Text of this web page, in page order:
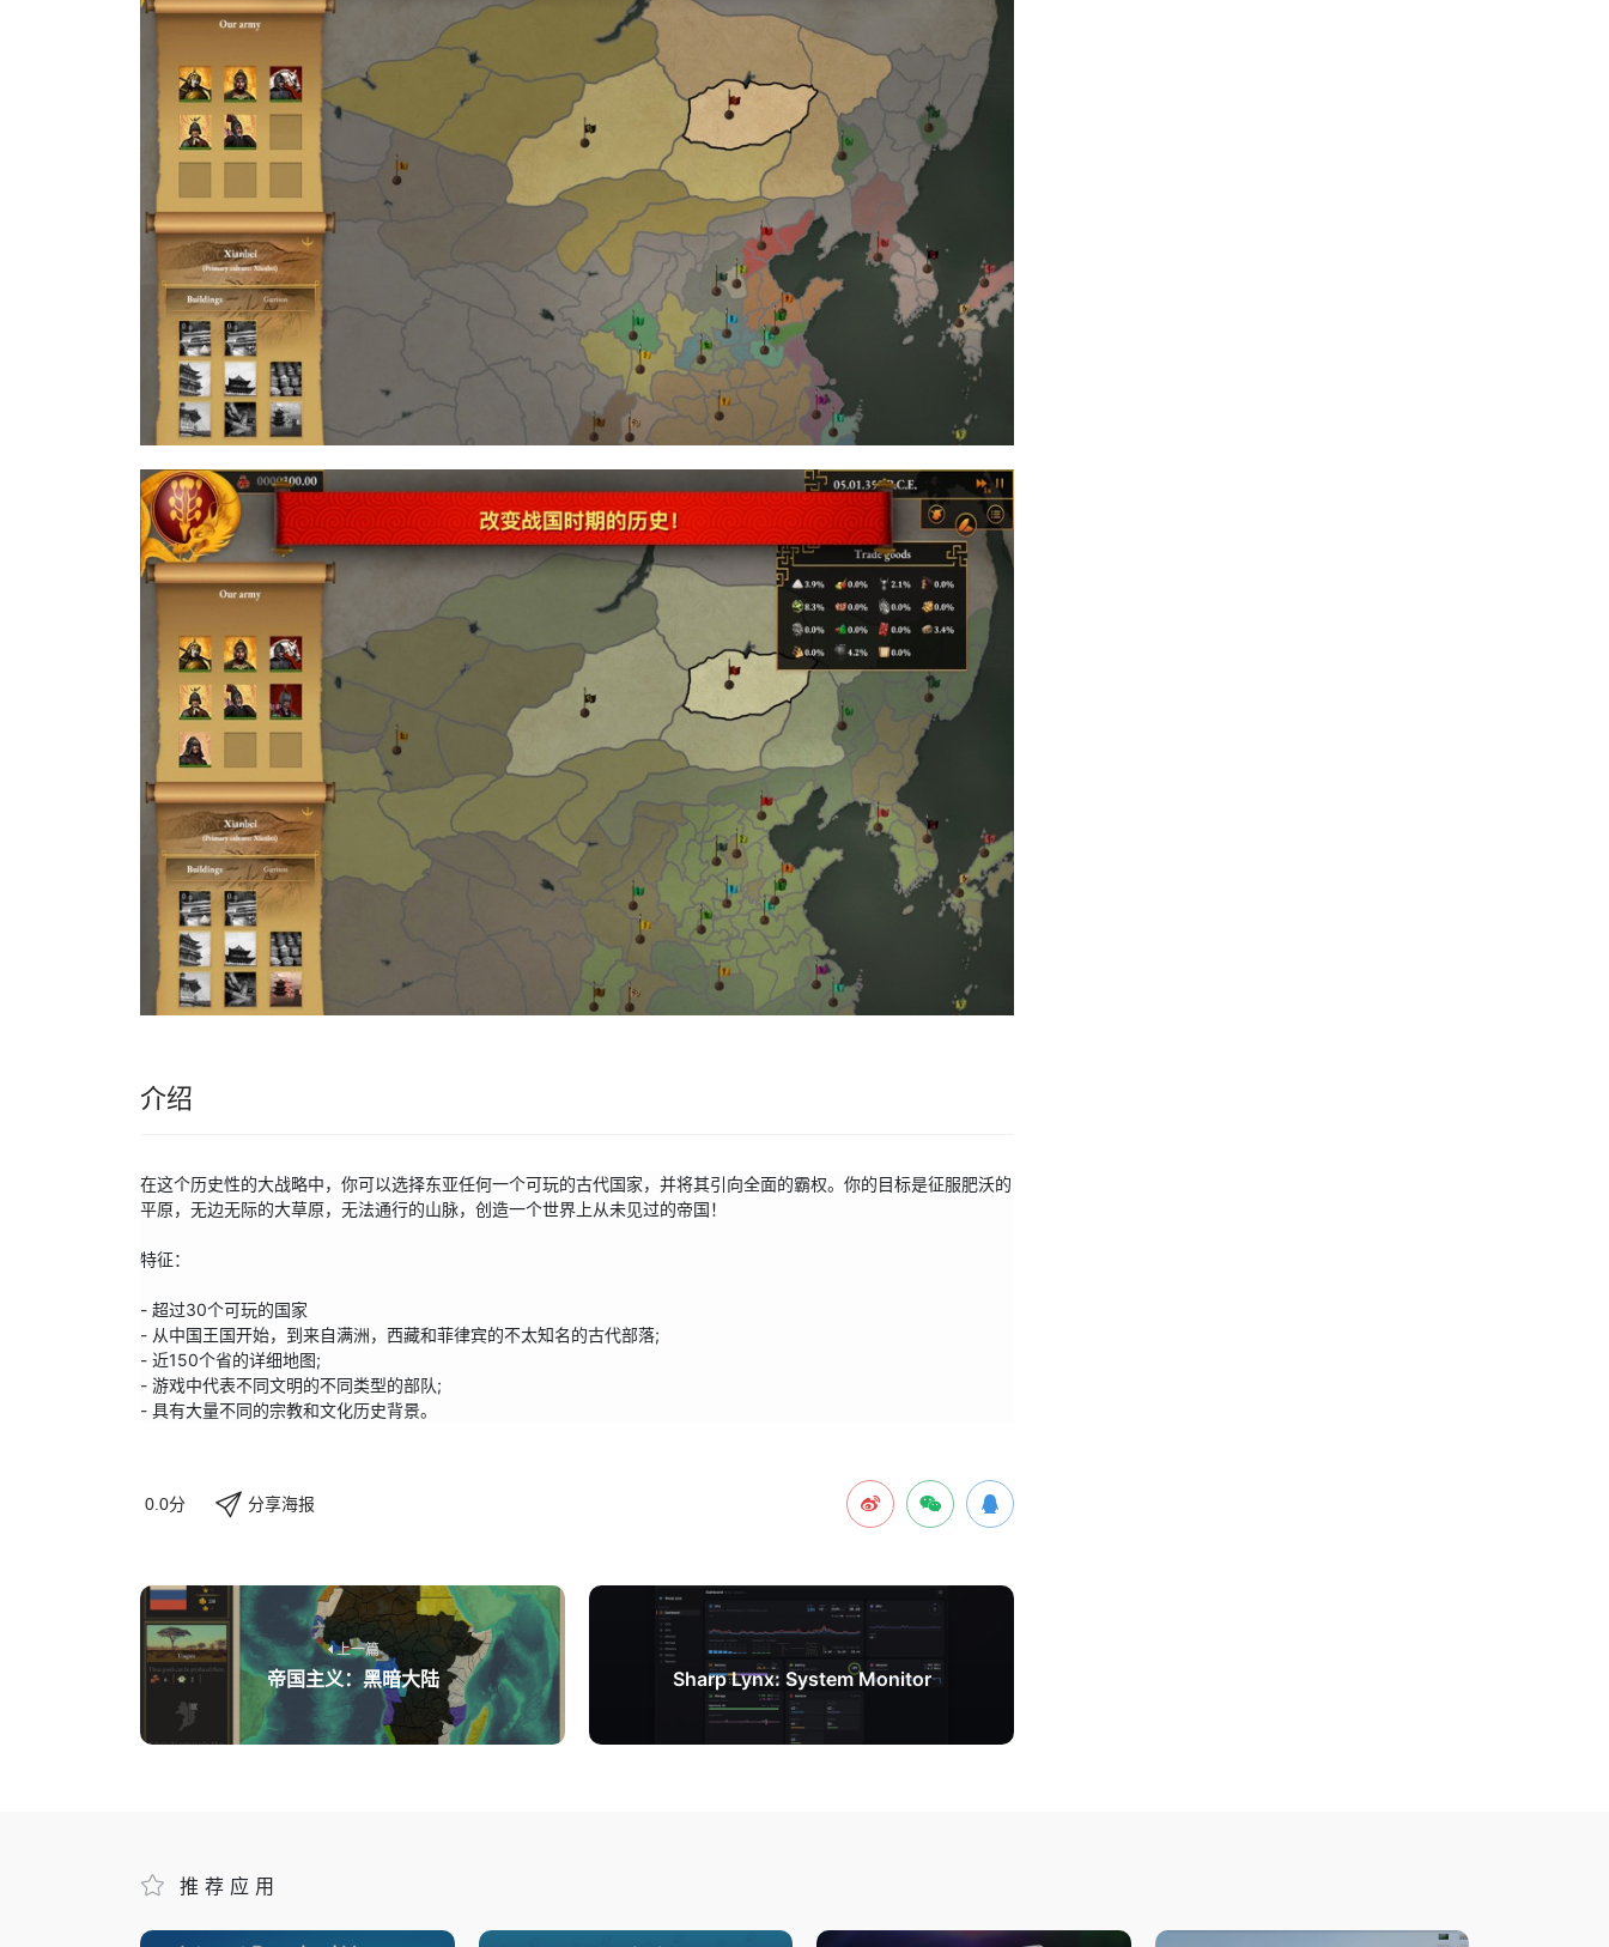
介绍
在这个历史性的大战略中，你可以选择东亚任何一个可玩的古代国家，并将其引向全面的霸权。你的目标是征服肥沃的
平原，无边无际的大草原，无法通行的山脉，创造一个世界上从未见过的帝国！
特征：
- 超过30个可玩的国家
- 从中国王国开始，到来自满洲，西藏和菲律宾的不太知名的古代部落;
- 近150个省的详细地图;
- 游戏中代表不同文明的不同类型的部队;
- 具有大量不同的宗教和文化历史背景。
0.0分 分享海报
上一篇
帝国主义：黑暗大陆 Sharp Lynx: System Monitor
推荐应用